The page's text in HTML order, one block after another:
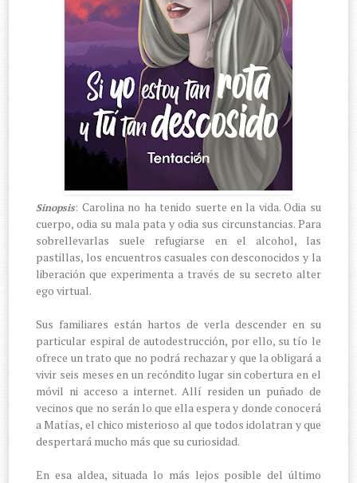
Sinopsis: Carolina no ha tenido suerte en la vida. Odia su
cuerpo, odia su mala pata y odia sus circunstancias. Para
sobrellevarlas suele refugiarse en el alcohol, las
pastillas, los encuentros casuales con desconocidos y la
liberación que experimenta a través de su secreto alter
ego virtual.
Sus familiares están hartos de verla descender en su
particular espiral de autodestrucción, por ello, su tío le
ofrece un trato que no podrá rechazar y que la obligará a
vivir seis meses en un recóndito lugar sin cobertura en el
móvil ni acceso a internet. Allí residen un puñado de
vecinos que no serán lo que ella espera y donde conocerá
a Matías, el chico misterioso al que todos idolatran y que
despertará mucho más que su curiosidad.
En esa aldea, situada lo más lejos posible del último